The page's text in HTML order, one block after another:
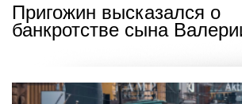
Пригожин высказался о
банкротстве сына